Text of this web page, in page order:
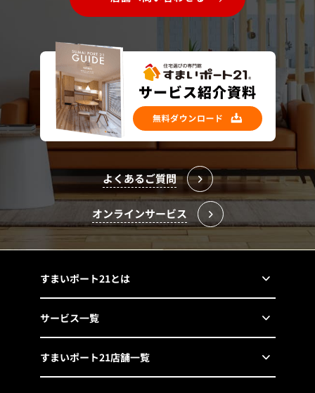
よくあるご質問
オンラインサービス
すまいポート21とは
サービス一覧
すまいポート21店舗一覧